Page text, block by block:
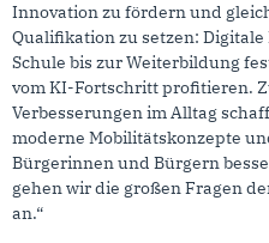
Innovation zu fördern und
Qualifikation zu setzen:
Schule bis zur Weiterbildung
vom KI-Fortschritt profitieren.
Verbesserungen im Alltag
moderne Mobilitätskonzepte
Bürgerinnen und Bürgern
gehen wir die großen Fragen
an.“